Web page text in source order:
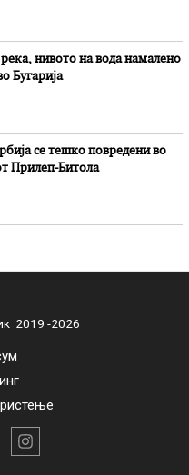
нивото на вода намалено
Бугарија
се тешко повредени во
Прилеп-Битола
2019 -2026